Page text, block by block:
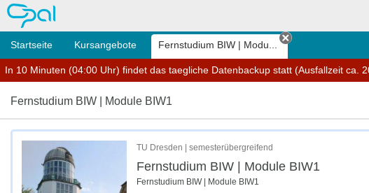
OPAL
Startseite Kursangebote Fernstudium BIW | Modu...
Tab schließen
In 10 Minuten (04:00 Uhr) findet das taegliche Datenbackup statt (Ausfallzeit ca.
Fernstudium BIW | Module BIW1
TU Dresden | semesterübergreifend
Fernstudium BIW | Module BIW1
Fernstudium BIW | Module BIW1